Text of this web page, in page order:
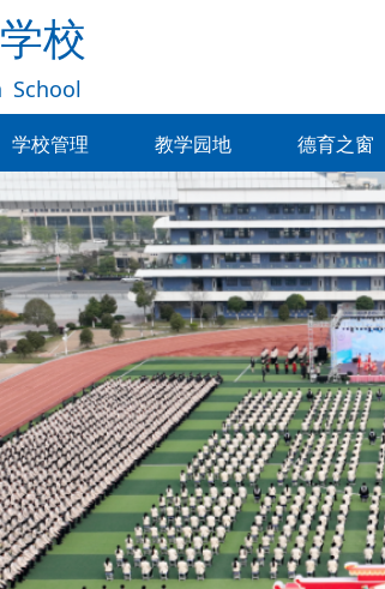
校
School
学校管理
学校管理
教学园地
教学园地
德育之窗
德育之窗